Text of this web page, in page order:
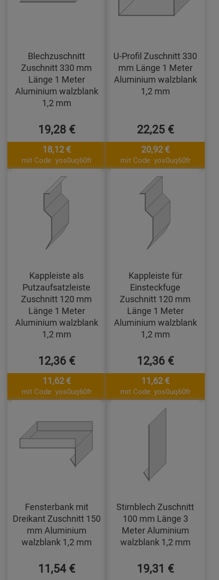
Blechzuschnitt
Zuschnitt 330 mm
Länge 1 Meter
Aluminium walzblank
1,2 mm
19,28 €
18,12 €
mit Code: yos0uq60fr
U-Profil Zuschnitt 330
mm Länge 1 Meter
Aluminium walzblank
1,2 mm
22,25 €
20,92 €
mit Code: yos0uq60fr
Kappleiste als
Putzaufsatzleiste
Zuschnitt 120 mm
Länge 1 Meter
Aluminium walzblank
1,2 mm
12,36 €
11,62 €
mit Code: yos0uq60fr
Kappleiste für
Einsteckfuge
Zuschnitt 120 mm
Länge 1 Meter
Aluminium walzblank
1,2 mm
12,36 €
11,62 €
mit Code: yos0uq60fr
Fensterbank mit
Dreikant Zuschnitt 150
mm Aluminium
walzblank 1,2 mm
11,54 €
Stirnblech Zuschnitt
100 mm Länge 3
Meter Aluminium
walzblank 1,2 mm
19,31 €